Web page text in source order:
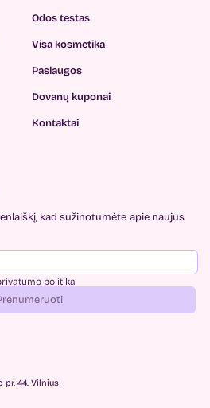
Odos testas
Visa kosmetika
Paslaugos
Dovanų kuponai
Kontaktai
kad sužinotumėte apie naujus
politika
pr. 44. Vilnius